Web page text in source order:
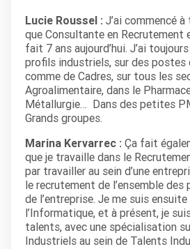
Lucie Roussel : J’ai commencé
que Consultante en Recrutement
fait 7 ans aujourd’hui. J’ai
profils industriels, sur des postes
comme de Cadres, sur tous les
Agroalimentaire, dans le
Métallurgie… Dans des petites
Grands groupes.
Marina Kervarrec : Ça fait
que je travaille dans le
par travailler au sein d’une
le recrutement de l’ensemble
de l’entreprise. Je me suis
l’Informatique, et à présent, je
talents, avec une spécialisation
Industriels au sein de Talents